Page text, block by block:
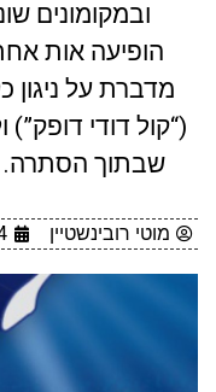
ובמקומונים
הופיעה אות
מדברת על ניגון
(“קול דודי
שבתוך הסתרה.
מוטי רובינשטיין